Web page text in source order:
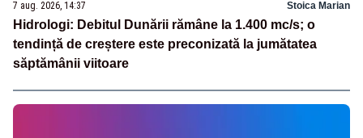
7 aug. 2026, 14:37 Stoica Marian
Hidrologi: Debitul Dunării rămâne la 1.400 mc/s; o
tendință de creștere este preconizată la jumătatea
săptămânii viitoare